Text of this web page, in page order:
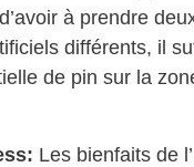
à prendre
différents, il
de pin sur la
Les bienfaits de